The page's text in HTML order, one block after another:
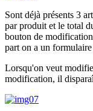
Sont déjà présents 3
par produit et le total
bouton de
part on a un
Lorsqu'on veut
modification, il